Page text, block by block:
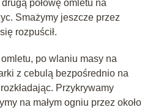
połowę omletu na
Smażymy jeszcze przez
rozpuścił.
po wlaniu masy na
z cebulą bezpośrednio na
Przykrywamy
na małym ogniu przez około